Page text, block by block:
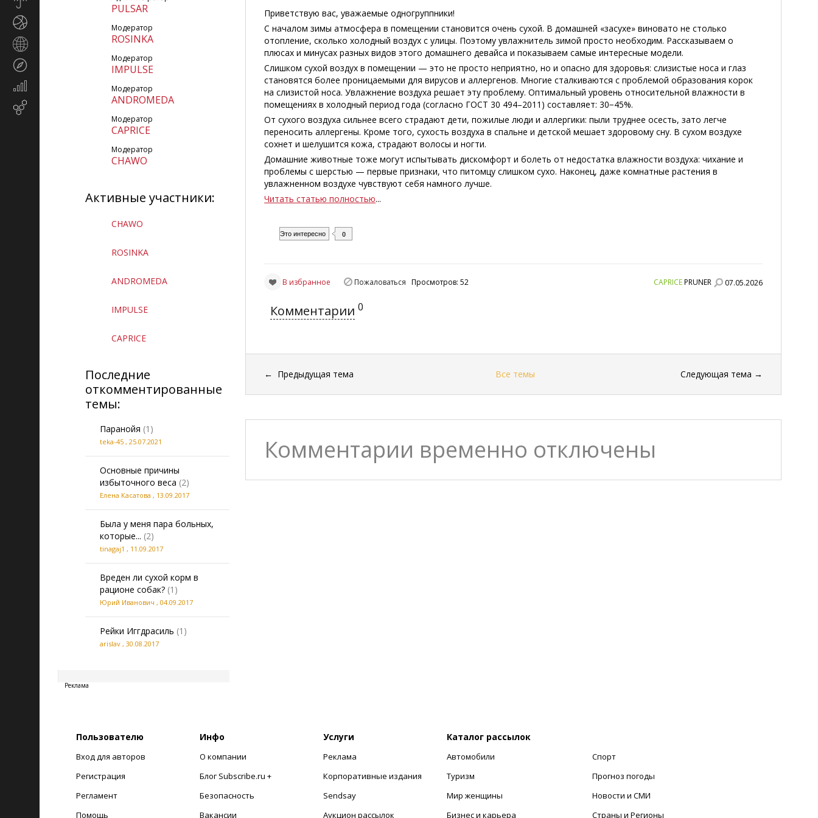
PULSAR
Модератор
ROSINKA
Модератор
IMPULSE
Модератор
ANDROMEDA
Модератор
CAPRICE
Модератор
CHAWO
Активные участники:
CHAWO
ROSINKA
ANDROMEDA
IMPULSE
CAPRICE
Последние
откомментированные
темы:
Паранойя (1)
teka-45 , 25.07.2021
Основные причины
избыточного веса (2)
Елена Касатова , 13.09.2017
Была у меня пара больных,
которые... (2)
tinagaj1 , 11.09.2017
Вреден ли сухой корм в
рационе собак? (1)
Юрий Иванович , 04.09.2017
Рейки Иггдрасиль (1)
arislav , 30.08.2017
Реклама
Приветствую вас, уважаемые одногруппники!
С началом зимы атмосфера в помещении становится очень сухой. В домашней «засухе» виновато не столько
отопление, сколько холодный воздух с улицы. Поэтому увлажнитель зимой просто необходим. Рассказываем о
плюсах и минусах разных видов этого домашнего девайса и показываем самые интересные модели.
Слишком сухой воздух в помещении — это не просто неприятно, но и опасно для здоровья: слизистые носа и глаз
становятся более проницаемыми для вирусов и аллергенов. Многие сталкиваются с проблемой образования корок
на слизистой носа. Увлажнение воздуха решает эту проблему. Оптимальный уровень относительной влажности в
помещениях в холодный период года (согласно ГОСТ 30 494–2011) составляет: 30−45%.
От сухого воздуха сильнее всего страдают дети, пожилые люди и аллергики: пыли труднее осесть, зато легче
переносить аллергены. Кроме того, сухость воздуха в спальне и детской мешает здоровому сну. В сухом воздухе
сохнет и шелушится кожа, страдают волосы и ногти.
Домашние животные тоже могут испытывать дискомфорт и болеть от недостатка влажности воздуха: чихание и
проблемы с шерстью — первые признаки, что питомцу слишком сухо. Наконец, даже комнатные растения в
увлажненном воздухе чувствуют себя намного лучше.
Читать статью полностью...
Это интересно 0
CAPRICEPRUNER 07.05.2026
В избранное Пожаловаться Просмотров: 52
Комментарии 0
← Предыдущая тема Все темы Следующая тема →
Комментарии временно отключены
Пользователю
Вход для авторов
Регистрация
Регламент
Помощь
Инфо
О компании
Блог Subscribe.ru +
Безопасность
Вакансии
Услуги
Реклама
Корпоративные издания
Sendsay
Аукцион рассылок
Каталог рассылок
Автомобили
Туризм
Мир женщины
Бизнес и карьера
Спорт
Прогноз погоды
Новости и СМИ
Страны и Регионы